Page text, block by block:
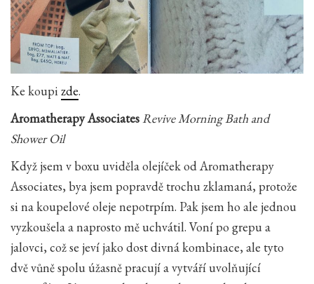
Ke koupi zde.
Aromatherapy AssociatesRevive Morning Bath and
Shower Oil
Když jsem v boxu uviděla olejíček od Aromatherapy
Associates, bya jsem popravdě trochu zklamaná, protože
si na koupelové oleje nepotrpím. Pak jsem ho ale jednou
vyzkoušela a naprosto mě uchvátil. Voní po grepu a
jalovci, což se jeví jako dost divná kombinace, ale tyto
dvě vůně spolu úžasně pracují a vytváří uvolňující